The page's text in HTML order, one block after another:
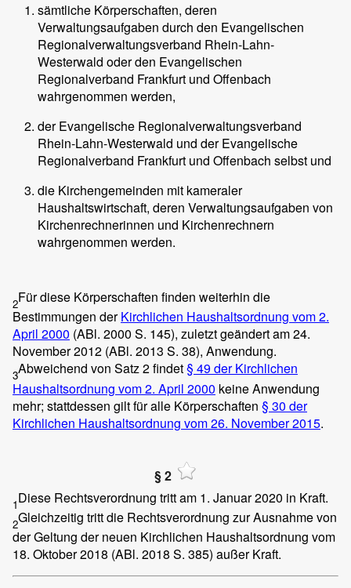
sämtliche Körperschaften, deren
Verwaltungsaufgaben durch den Evangelischen
Regionalverwaltungsverband Rhein-Lahn-
Westerwald oder den Evangelischen
Regionalverband Frankfurt und Offenbach
wahrgenommen werden,
der Evangelische Regionalverwaltungsverband
Rhein-Lahn-Westerwald und der Evangelische
Regionalverband Frankfurt und Offenbach selbst und
die Kirchengemeinden mit kameraler
Haushaltswirtschaft, deren Verwaltungsaufgaben von
Kirchenrechnerinnen und Kirchenrechnern
wahrgenommen werden.
2Für diese Körperschaften finden weiterhin die
Bestimmungen derKirchlichen Haushaltsordnung vom 2.
April 2000 (ABl. 2000 S. 145), zuletzt geändert am 24.
November 2012 (ABl. 2013 S. 38), Anwendung.
3Abweichend von Satz 2 findet§ 49 der Kirchlichen
Haushaltsordnung vom 2. April 2000 keine Anwendung
mehr; stattdessen gilt für alle Körperschaften § 30 der
Kirchlichen Haushaltsordnung vom 26. November 2015.
§ 2
1Diese Rechtsverordnung tritt am 1. Januar 2020 in Kraft.
2Gleichzeitig tritt die Rechtsverordnung zur Ausnahme von
der Geltung der neuen Kirchlichen Haushaltsordnung vom
18. Oktober 2018 (ABl. 2018 S. 385) außer Kraft.